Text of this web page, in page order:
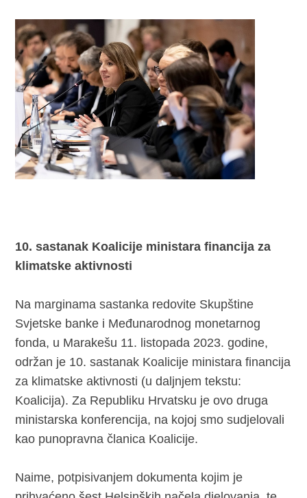
10. sastanak Koalicije ministara financija za
klimatske aktivnosti
Na marginama sastanka redovite Skupštine
Svjetske banke i Međunarodnog monetarnog
fonda, u Marakešu 11. listopada 2023. godine,
održan je 10. sastanak Koalicije ministara financija
za klimatske aktivnosti (u daljnjem tekstu:
Koalicija). Za Republiku Hrvatsku je ovo druga
ministarska konferencija, na kojoj smo sudjelovali
kao punopravna članica Koalicije.
Naime, potpisivanjem dokumenta kojim je